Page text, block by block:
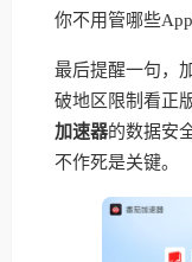
你不用管哪些
最后提醒一句，
破地区限制看正
加速器的数据安
不作死是关键。